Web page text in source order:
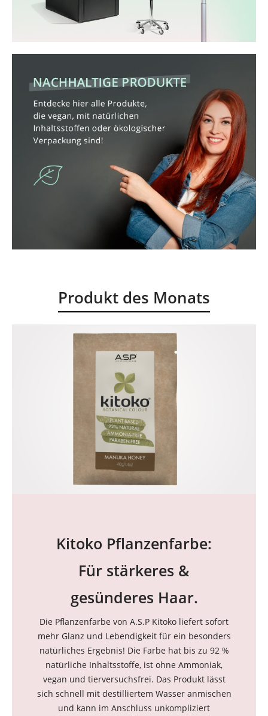
Produkt des Monats
Kitoko Pflanzenfarbe:
Für stärkeres &
gesünderes Haar.
Die Pflanzenfarbe von A.S.P Kitoko liefert sofort
mehr Glanz und Lebendigkeit für ein besonders
natürliches Ergebnis! Die Farbe hat bis zu 92 %
natürliche Inhaltsstoffe, ist ohne Ammoniak,
vegan und tierversuchsfrei. Das Produkt lässt
sich schnell mit destilliertem Wasser anmischen
und kann im Anschluss unkompliziert